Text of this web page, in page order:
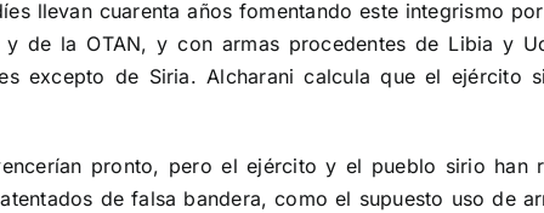
llevan cuarenta años fomentando este integrismo
de la OTAN, y con armas procedentes de Libia y
excepto de Siria. Alcharani calcula que el
pronto, pero el ejército y el pueblo sirio han
de falsa bandera, como el supuesto uso de